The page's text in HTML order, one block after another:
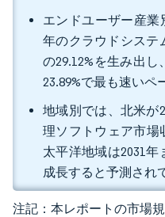
エンドユーザー産業
年のクラウドシステ
の29.12%を生み出
23.89%で最も速いペ
地域別では、北米が
理ソフトウェア市場
太平洋地域は2031年
成長すると予測され
注記：本レポートの市場